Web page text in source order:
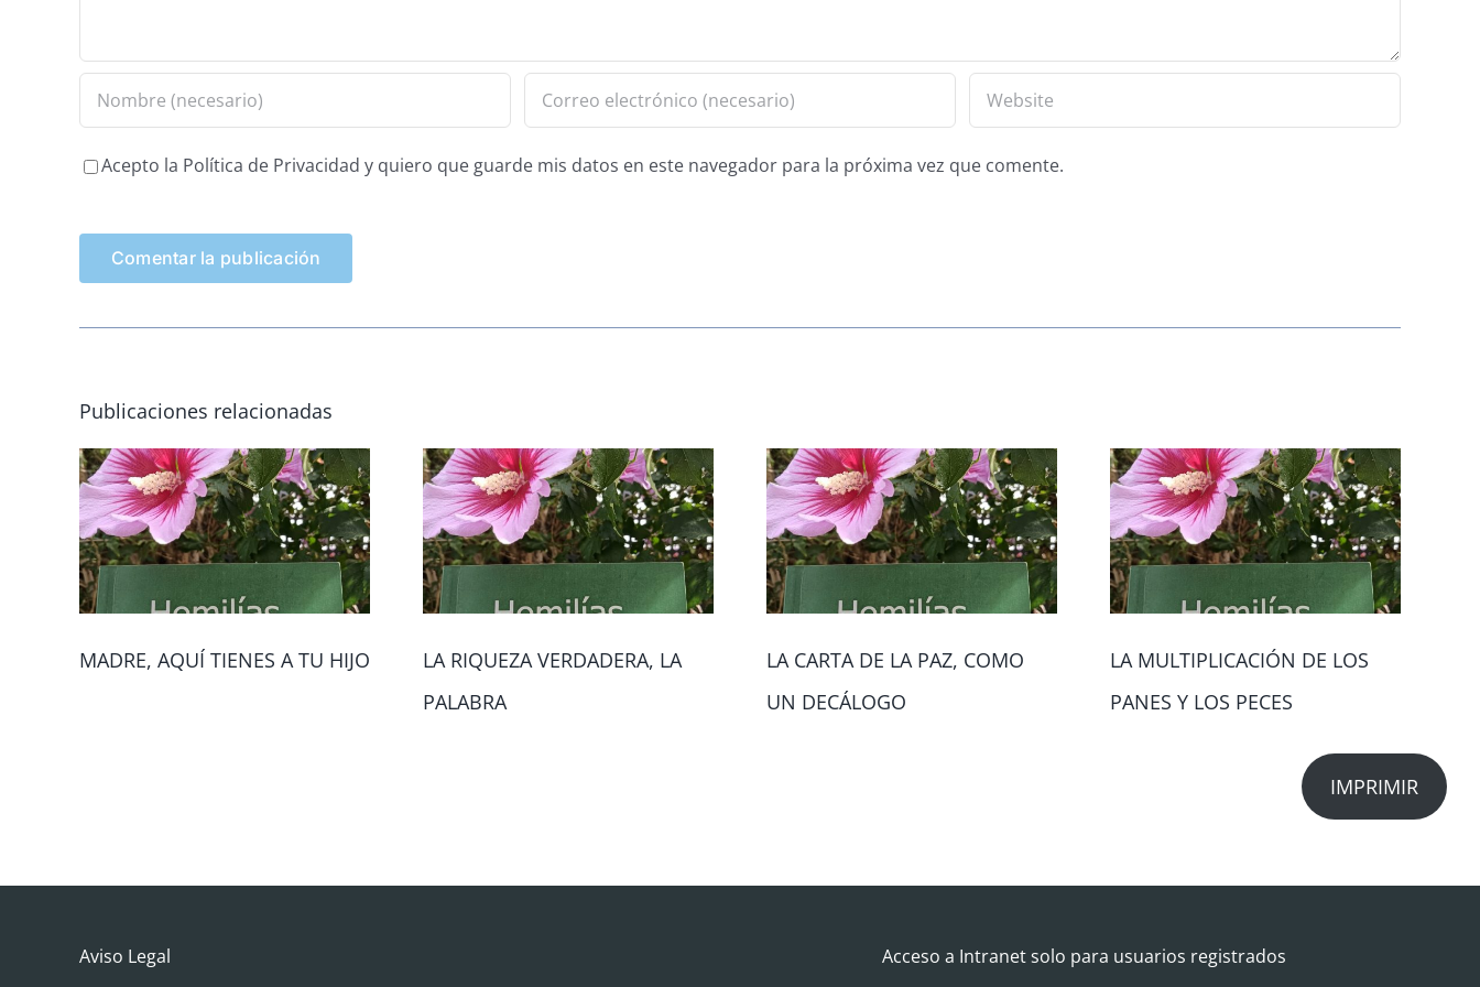
Acepto la Política de Privacidad y quiero que guarde mis datos en este navegador para la próxima vez que comente.
Publicaciones relacionadas
MADRE, AQUÍ TIENES A TU HIJO
LA RIQUEZA VERDADERA, LA
PALABRA
LA CARTA DE LA PAZ, COMO
UN DECÁLOGO
LA MULTIPLICACIÓN DE LOS
PANES Y LOS PECES
IMPRIMIR
Aviso Legal Acceso a Intranet solo para usuarios registrados